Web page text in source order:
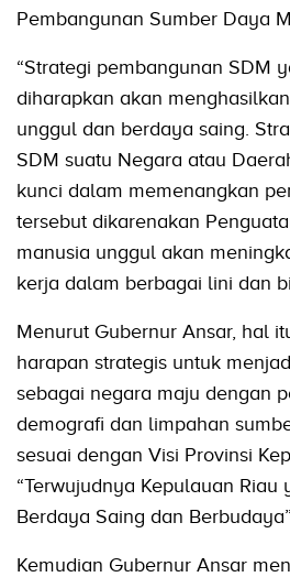
Pembangunan Sumber Daya
“Strategi pembangunan SDM
diharapkan akan
unggul dan berdaya saing.
SDM suatu Negara atau
kunci dalam memenangkan
tersebut dikarenakan
manusia unggul akan
kerja dalam berbagai lini dan
Menurut Gubernur Ansar, hal
harapan strategis untuk
sebagai negara maju dengan
demografi dan limpahan
sesuai dengan Visi Provinsi
“Terwujudnya Kepulauan Riau
Berdaya Saing dan Berbudaya”.
Kemudian Gubernur Ansar